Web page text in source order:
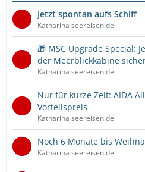
Jetzt spontan aufs Schiff
Katharina seereisen.de
🎁 MSC Upgrade Special:
der Meerblickkabine
Katharina seereisen.de
Nur für kurze Zeit: AIDA
Vorteilspreis
Katharina seereisen.de
Noch 6 Monate bis
Katharina seereisen.de